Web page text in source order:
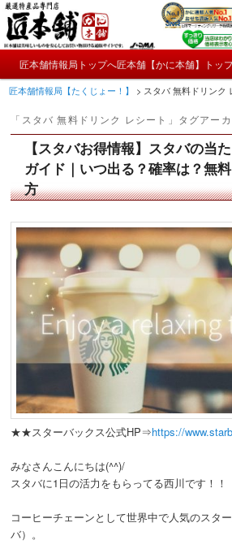
メ
イ
ン
ン
テ
サ
ブ
コ
テ
ン
匠本舗情報局【たくじ
かにやおせちについてのおもしろ情報や興味
ン
メ
イ
ン
コ
ン
テ
ン
ツ
へ
サ
ブ
コ
ン
テ
ン
ツ
へ
移
匠本舗情報局トップへ匠本舗【かに本舗】トッ
匠本舗情報局【たくじょー！】 > スタバ 無料ドリンク
「 スタバ 無料ドリンク レシート 」タグアー
【スタバお得情報】スタバの当
ガイド｜いつ出る？確率は？無
方
★★スターバックス公式HP⇒https://
みなさんこんにちは(^^)/
スタバに1日の活力をもらってる西川です！！
コーヒーチェーンとして世界中で人気のスタ
バ）。